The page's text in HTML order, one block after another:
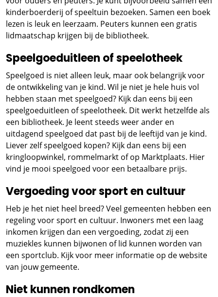
kinderboerderij of speeltuin bezoeken. Samen een boek
lezen is leuk en leerzaam. Peuters kunnen een gratis
lidmaatschap krijgen bij de bibliotheek.
Speelgoeduitleen of speelotheek
Speelgoed is niet alleen leuk, maar ook belangrijk voor
de ontwikkeling van je kind. Wil je niet je hele huis vol
hebben staan met speelgoed? Kijk dan eens bij een
speelgoeduitleen of speelotheek. Dit werkt hetzelfde als
een bibliotheek. Je leent steeds weer ander en
uitdagend speelgoed dat past bij de leeftijd van je kind.
Liever zelf speelgoed kopen? Kijk dan eens bij een
kringloopwinkel, rommelmarkt of op Marktplaats. Hier
vind je mooi speelgoed voor een betaalbare prijs.
Vergoeding voor sport en cultuur
Heb je het niet heel breed? Veel gemeenten hebben een
regeling voor sport en cultuur. Inwoners met een laag
inkomen krijgen dan een vergoeding, zodat zij een
muziekles kunnen bijwonen of lid kunnen worden van
een sportclub. Kijk voor meer informatie op de website
van jouw gemeente.
Niet kunnen rondkomen